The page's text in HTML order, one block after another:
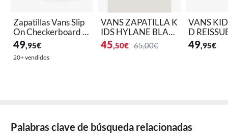
Zapatillas Vans Slip
On Checkerboard p
ara Niños
49,95€
20+ vendidos
VANS ZAPATILLA K
IDS HYLANE BLAC
K
45,50€ 65,00€
VANS
D
BLANCO
49,95€
Palabras clave de búsqueda relacionadas